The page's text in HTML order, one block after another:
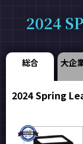
2024
総合 大企
2024 Spring